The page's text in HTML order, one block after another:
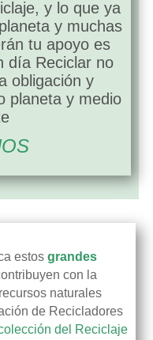
y lo que ya
y muchas
tu apoyo es
día Reciclar no
obligación y
planeta y medio
estos grandes
con la
naturales
de Recicladores
del Reciclaje